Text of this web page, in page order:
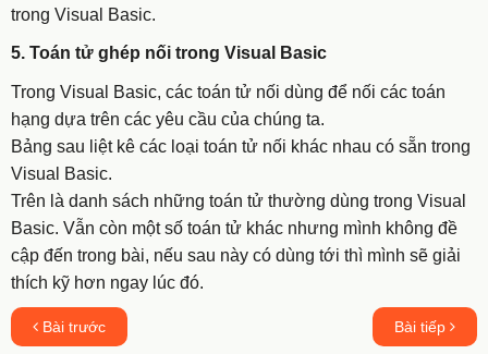
trong Visual Basic.
5. Toán tử ghép nối trong Visual Basic
Trong Visual Basic, các toán tử nối dùng để nối các toán
hạng dựa trên các yêu cầu của chúng ta.
Bảng sau liệt kê các loại toán tử nối khác nhau có sẵn trong
Visual Basic.
Trên là danh sách những toán tử thường dùng trong Visual
Basic. Vẫn còn một số toán tử khác nhưng mình không đề
cập đến trong bài, nếu sau này có dùng tới thì mình sẽ giải
thích kỹ hơn ngay lúc đó.
Bài trước Bài tiếp